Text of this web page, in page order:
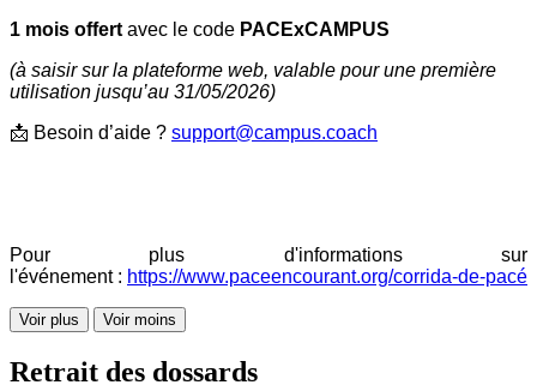
1 mois offert avec le code PACExCAMPUS
(à saisir sur la plateforme web, valable pour une première
utilisation jusqu’au 31/05/2026)
📩 Besoin d’aide ? support@campus.coach
Pour plus d'informations sur
l'événement : https://www.paceencourant.org/corrida-de-pacé
Voir plus Voir moins
Retrait des dossards